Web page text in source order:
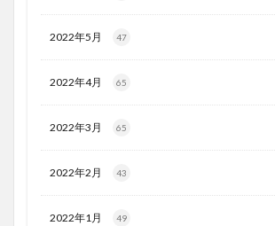
2022年5月 47
2022年4月 65
2022年3月 65
2022年2月 43
2022年1月 49